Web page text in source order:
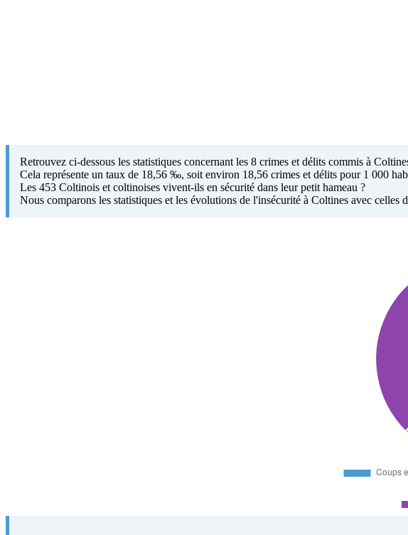
Retrouvez ci-dessous les statistiques concernant les 8 crimes et délits commis à
Cela représente un taux de 18,56 ‰, soit environ 18,56 crimes et délits pour 1 000
Les 453 Coltinois et coltinoises vivent-ils en sécurité dans leur petit hameau ?
Nous comparons les statistiques et les évolutions de l'insécurité à Coltines avec